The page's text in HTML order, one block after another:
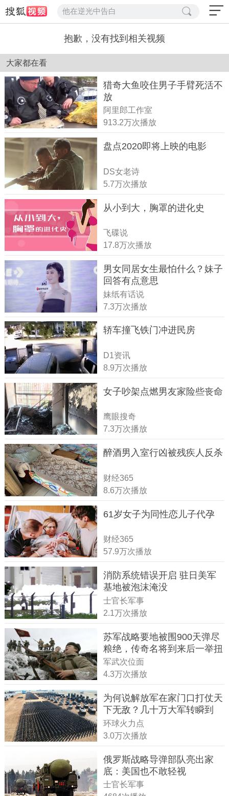
他在逆光中告白
抱歉，没有找到相关视频
大家都在看
猎奇大鱼咬住男子手臂死活不
放
阿里郎工作室
913.2万次播放
盘点2020即将上映的电影
DS女老诗
5.7万次播放
从小到大，胸罩的进化史
飞碟说
17.8万次播放
男女同居女生最怕什么？妹子
回答有点意思
妹纸有话说
7.3万次播放
轿车撞飞铁门冲进民房
D1资讯
8.9万次播放
女子吵架点燃男友家险些丧命
鹰眼搜奇
7.3万次播放
醉酒男入室行凶被残疾人反杀
财经365
8.6万次播放
61岁女子为同性恋儿子代孕
财经365
57.9万次播放
消防系统错误开启 驻日美军
基地被泡沫淹没
士官长军事
2.1万次播放
苏军战略要地被围900天弹尽
粮绝，传奇名将到来后一举扭
转战局
军武次位面
4.3万次播放
为何说解放军在家门口打仗天
下无敌？几十万大军转瞬到
达！
环球火力点
3.0万次播放
俄罗斯战略导弹部队亮出家
底：美国也不敢轻视
士官长军事